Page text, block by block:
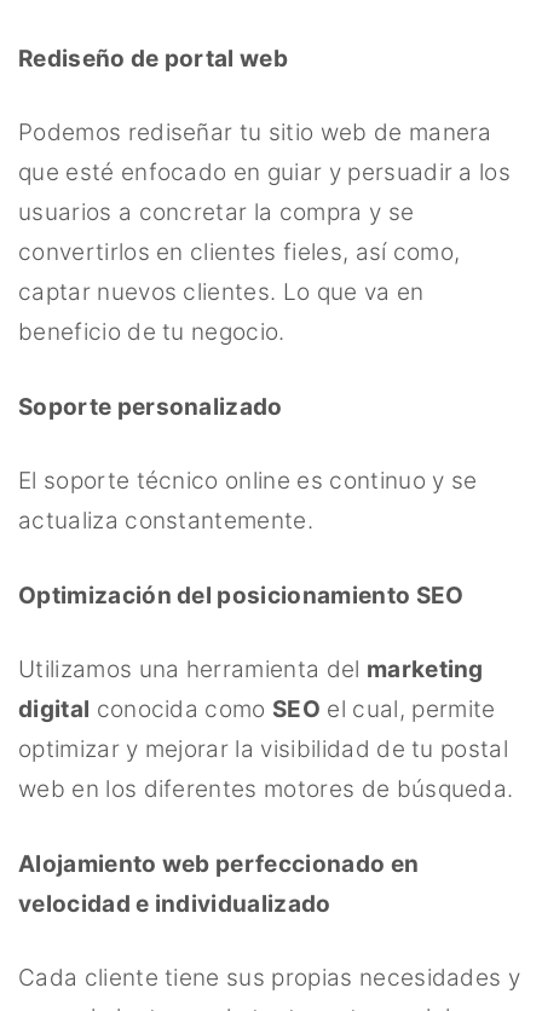
Rediseño de portal web
Podemos rediseñar tu sitio web de manera
que esté enfocado en guiar y persuadir a los
usuarios a concretar la compra y se
convertirlos en clientes fieles, así como,
captar nuevos clientes. Lo que va en
beneficio de tu negocio.
Soporte personalizado
El soporte técnico online es continuo y se
actualiza constantemente.
Optimización del posicionamiento SEO
Utilizamos una herramienta del marketing
digital conocida como SEO el cual, permite
optimizar y mejorar la visibilidad de tu postal
web en los diferentes motores de búsqueda.
Alojamiento web perfeccionado en
velocidad e individualizado
Cada cliente tiene sus propias necesidades y